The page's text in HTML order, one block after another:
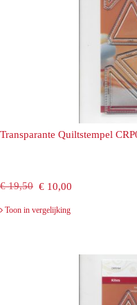
Transparante Quiltstempel
€19,50 Oorspronkelijke
prijs
€10,00
€ 10,00.
Toon in vergelijking